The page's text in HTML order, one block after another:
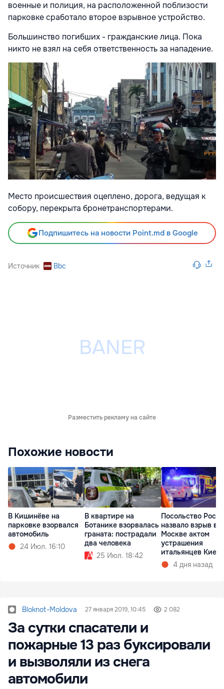
военные и полиция, на расположенной поблизости
парковке сработало второе взрывное устройство.
Большинство погибших - гражданские лица. Пока
никто не взял на себя ответственность за нападение.
Место происшествия оцеплено, дорога, ведущая к
собору, перекрыта бронетранспортерами.
Подпишитесь на новости Point.md в Google
Источник Bbc
Разместить рекламу на сайте
Похожие новости
В Кишинёве на
парковке взорвался
автомобиль
24 Июл. 16:10
В квартире на
Ботанике взорвалась
граната: пострадали
два человека
25 Июл. 18:42
Посольство
назвало взрыв в
Москве актом
устрашения
итальянцев
4 дня назад
Bloknot-Moldova 27 января 2019, 10:45 2 082
За сутки спасатели и
пожарные 13 раз буксировали
и вызволяли из снега
автомобили